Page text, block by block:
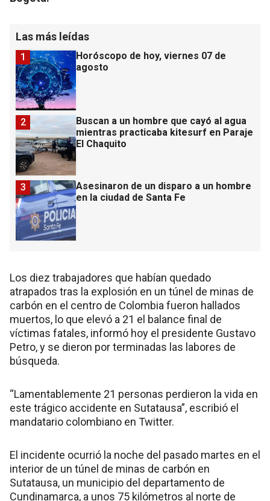
Las más leídas
Horóscopo de hoy, viernes 07 de
agosto
1
Buscan a un hombre que cayó al agua
mientras practicaba kitesurf en Paraje
El Chaquito
2
Asesinaron de un disparo a un hombre
en la ciudad de Santa Fe
3
Los diez trabajadores que habían quedado
atrapados tras la explosión en un túnel de minas de
carbón en el centro de Colombia fueron hallados
muertos, lo que elevó a 21 el balance final de
víctimas fatales, informó hoy el presidente Gustavo
Petro, y se dieron por terminadas las labores de
búsqueda.
“Lamentablemente 21 personas perdieron la vida en
este trágico accidente en Sutatausa”, escribió el
mandatario colombiano en Twitter.
El incidente ocurrió la noche del pasado martes en el
interior de un túnel de minas de carbón en
Sutatausa, un municipio del departamento de
Cundinamarca, a unos 75 kilómetros al norte de